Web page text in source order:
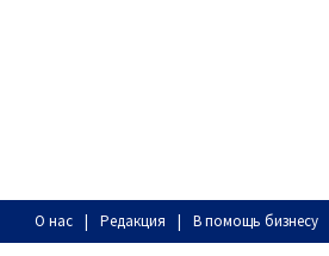
О нас Редакция В помощь бизнесу